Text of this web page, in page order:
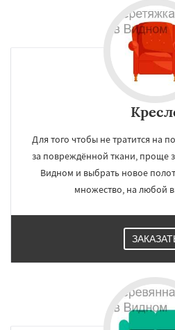
Для того чтобы не тратится на
за повреждённой ткани, проще
Видном и выбрать новое
множество, на любой